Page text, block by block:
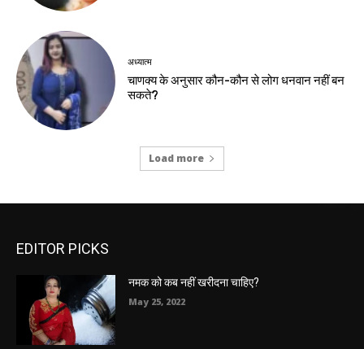
अध्यात्म
चाणक्य के अनुसार कौन-कौन से लोग धनवान नहीं बन
सकते?
Load more
EDITOR PICKS
नमक को कब नहीं खरीदना चाहिए?
May 25, 2022